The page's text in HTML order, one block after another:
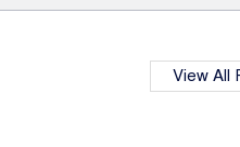
View All